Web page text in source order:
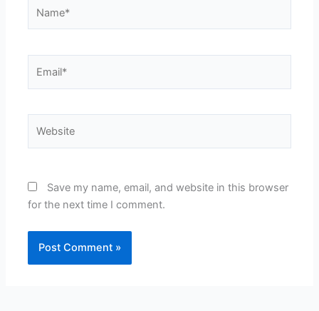
Save my name, email, and website in this browser
for the next time I comment.